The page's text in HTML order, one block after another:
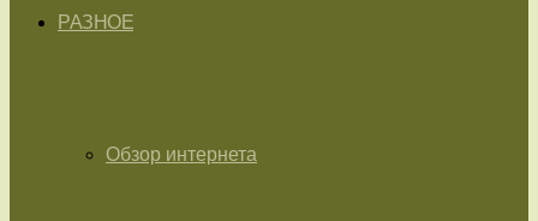
РАЗНОЕ
Обзор интернета